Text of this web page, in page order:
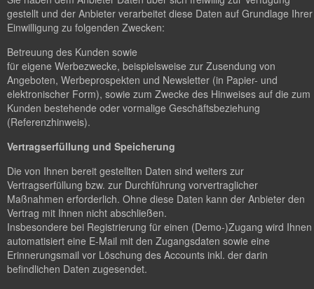
gestellt und der Anbieter verarbeitet diese Daten auf Grundlage Ihrer
Einwilligung zu folgenden Zwecken:
Betreuung des Kunden sowie
für eigene Werbezwecke, beispielsweise zur Zusendung von
Angeboten, Werbeprospekten und Newsletter (in Papier- und
elektronischer Form), sowie zum Zwecke des Hinweises auf die zum
Kunden bestehende oder vormalige Geschäftsbeziehung
(Referenzhinweis).
Vertragserfüllung und Speicherung
Die von Ihnen bereit gestellten Daten sind weiters zur
Vertragserfüllung bzw. zur Durchführung vorvertraglicher
Maßnahmen erforderlich. Ohne diese Daten kann der Anbieter den
Vertrag mit Ihnen nicht abschließen.
Insbesondere bei Registrierung für einen (Demo-)Zugang wird Ihnen
automatisiert eine E-Mail mit den Zugangsdaten sowie eine
Erinnerungsmail vor Löschung des Accounts inkl. der darin
befindlichen Daten zugesendet.